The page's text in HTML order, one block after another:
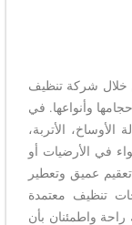
خلال شركة تنظيف
وأنواعها. في
الأتربة،
في الأرضيات أو
عميق وتعطير
تنظيف معتمدة
واطمئنان بأن